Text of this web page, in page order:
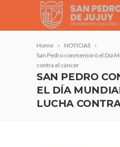
Home
NOTICIAS
San Pedro conmemoró el Día
contra el cáncer
SAN PEDRO
EL DÍA
LUCHA